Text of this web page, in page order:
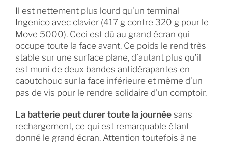
Il est nettement plus lourd qu’un terminal
Ingenico avec clavier (417 g contre 320 g pour le
Move 5000). Ceci est dû au grand écran qui
occupe toute la face avant. Ce poids le rend très
stable sur une surface plane, d’autant plus qu’il
est muni de deux bandes antidérapantes en
caoutchouc sur la face inférieure et même d’un
pas de vis pour le rendre solidaire d’un comptoir.
La batterie peut durer toute la journéesans
rechargement, ce qui est remarquable étant
donné le grand écran. Attention toutefois à ne